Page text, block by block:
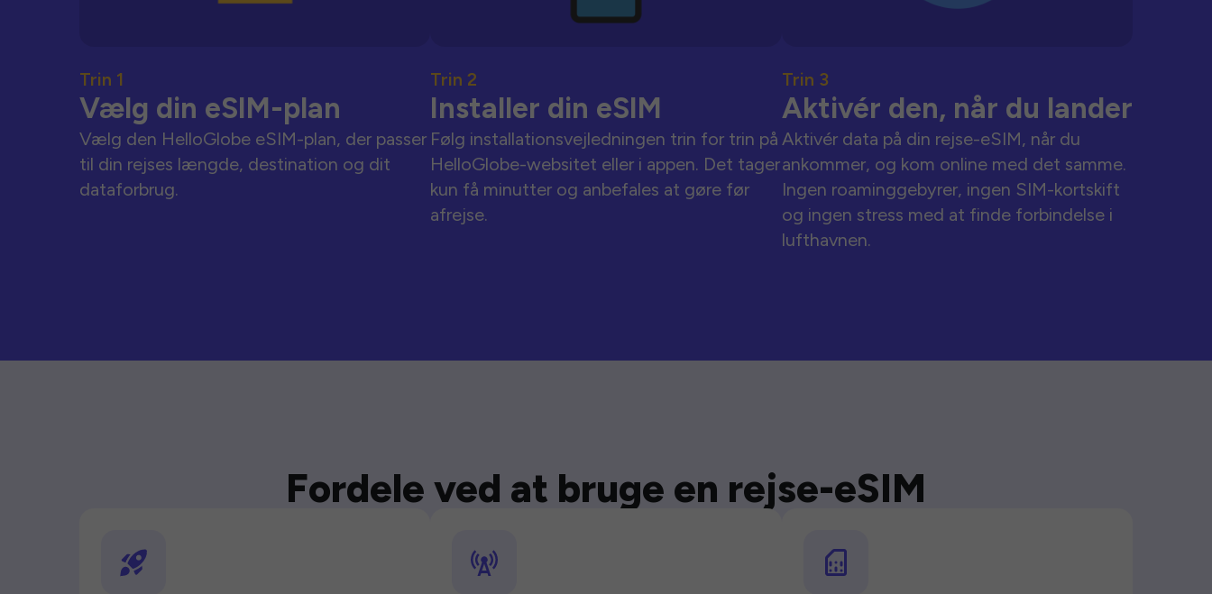
Trin 1
Vælg din eSIM-plan
Vælg den HelloGlobe eSIM-plan, der passer
til din rejses længde, destination og dit
dataforbrug.
Trin 2
Installer din eSIM
Følg installationsvejledningen trin for trin på
HelloGlobe-websitet eller i appen. Det tager
kun få minutter og anbefales at gøre før
afrejse.
Trin 3
Aktivér den, når du lander
Aktivér data på din rejse-eSIM, når du
ankommer, og kom online med det samme.
Ingen roaminggebyrer, ingen SIM-kortskift
og ingen stress med at finde forbindelse i
lufthavnen.
Fordele ved at bruge en rejse-eSIM